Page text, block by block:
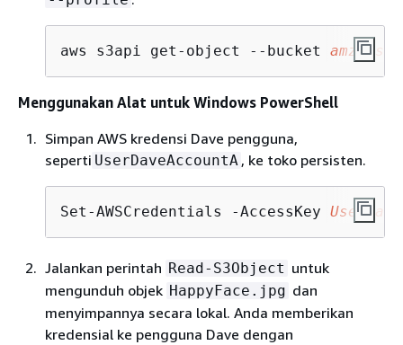
aws s3api get-object --bucket amzn-
Menggunakan Alat untuk Windows PowerShell
Simpan AWS kredensi Dave pengguna,
seperti UserDaveAccountA , ke toko persisten.
Set-AWSCredentials -AccessKey
Jalankan perintah Read-S3Object untuk
mengunduh objek HappyFace.jpg dan
menyimpannya secara lokal. Anda memberikan
kredensial ke pengguna Dave dengan